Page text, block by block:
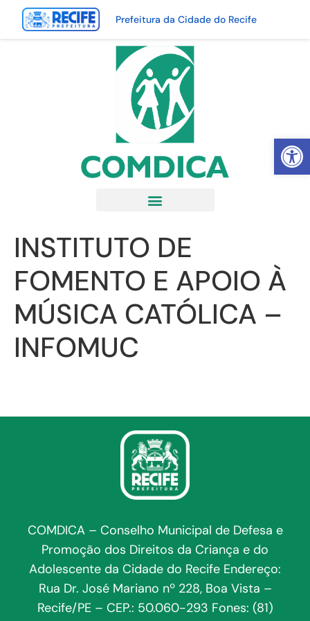
Abrir
Prefeitura da Cidade do Recife
INSTITUTO DE
FOMENTO E APOIO À
MÚSICA CATÓLICA –
INFOMUC
COMDICA – Conselho Municipal de Defesa e
Promoção dos Direitos da Criança e do
Adolescente da Cidade do Recife Endereço:
Rua Dr. José Mariano nº 228, Boa Vista –
Recife/PE – CEP.: 50.060-293 Fones: (81)